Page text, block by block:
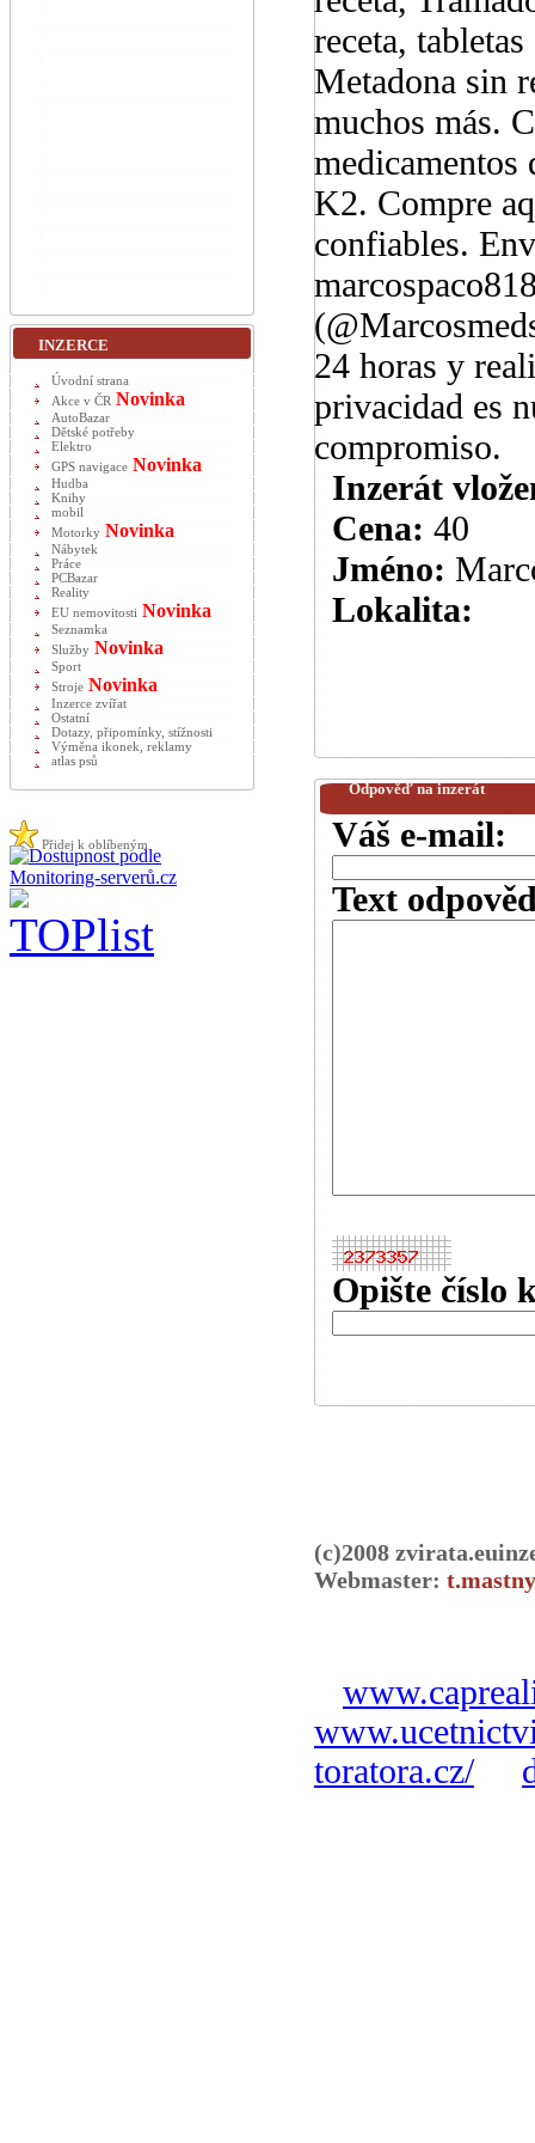
receta,
Metadona sin
muchos más.
medicamentos
K2. Compre
confiables.
24 horas y
privacidad es
compromiso.
Inzerát
Cena: 40
Jméno:
Lokalita:
Odpověď na inzerát
Váš e-mail:
Text
Opište číslo
(c)2008
Webmaster:
toratora.cz/
INZERCE
Úvodní strana
Akce v ČR Novinka
AutoBazar
Dětské potřeby
Elektro
GPS navigace Novinka
Hudba
Knihy
mobil
Motorky Novinka
Nábytek
Práce
PCBazar
Reality
EU nemovitosti Novinka
Seznamka
Služby Novinka
Sport
Stroje Novinka
Inzerce zvířat
Ostatní
Dotazy, připomínky, stížnosti
Výměna ikonek, reklamy
atlas psů
Přidej k oblíbeným